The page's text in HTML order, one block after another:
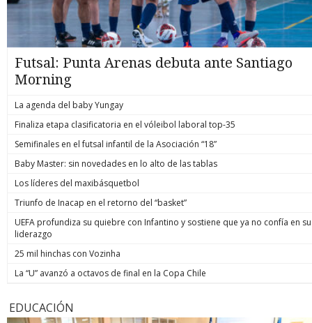
Futsal: Punta Arenas debuta ante Santiago
Morning
La agenda del baby Yungay
Finaliza etapa clasificatoria en el vóleibol laboral top-35
Semifinales en el futsal infantil de la Asociación “18”
Baby Master: sin novedades en lo alto de las tablas
Los líderes del maxibásquetbol
Triunfo de Inacap en el retorno del “basket”
UEFA profundiza su quiebre con Infantino y sostiene que ya no confía en su
liderazgo
25 mil hinchas con Vozinha
La “U” avanzó a octavos de final en la Copa Chile
EDUCACIÓN